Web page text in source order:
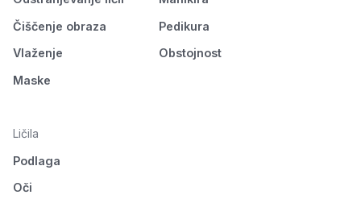
Čiščenje obraza
Vlaženje
Maske
Pedikura
Obstojnost
Ličila
Podlaga
Oči